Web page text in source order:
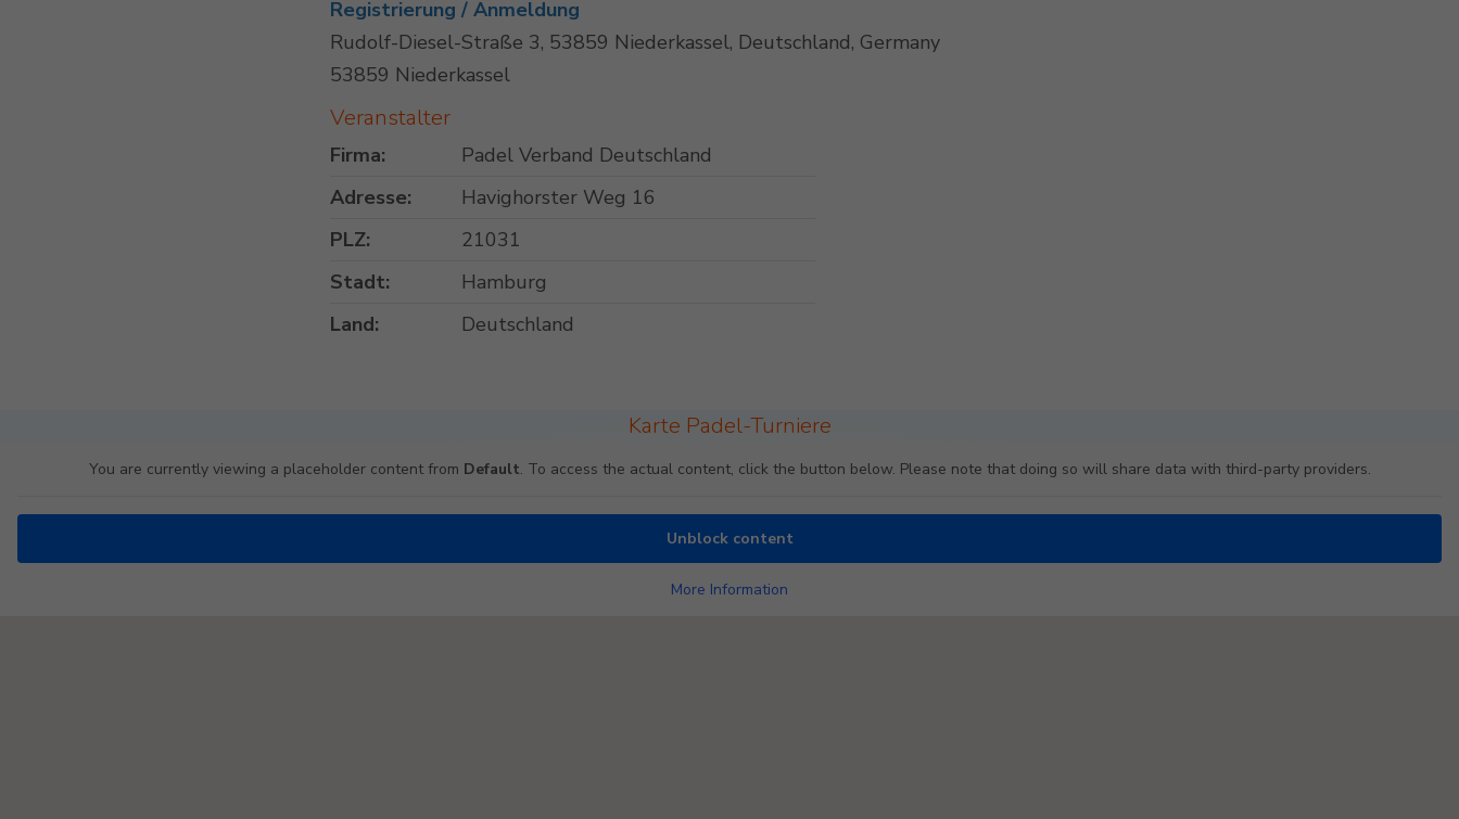
Registrierung / Anmeldung
Rudolf-Diesel-Straße 3, 53859 Niederkassel, Deutschland, Germany
53859 Niederkassel
Veranstalter
Firma:
Padel Verband Deutschland
Adresse:
Havighorster Weg 16
PLZ:
21031
Stadt:
Hamburg
Land:
Deutschland
Karte Padel-Turniere
You are currently viewing a placeholder content from Default. To access the actual content, click the button below. Please note that doing so will share data with third-party providers.
Unblock content
More Information